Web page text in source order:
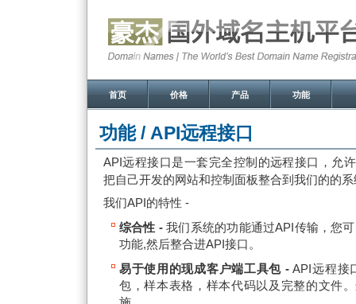
首页 价格 产品 功能
功能 / API远程接口
API远程接口是一套完全控制的远程接口，允
把自己开发的网站和控制面板整合到我们的的
我们API的特性 -
综合性 -我们系统的功能通过API传输，您
功能,然后整合进API接口。
易于使用的现成客户端工具包 -API远程接
包，样本表格，样本代码以及完整的文件